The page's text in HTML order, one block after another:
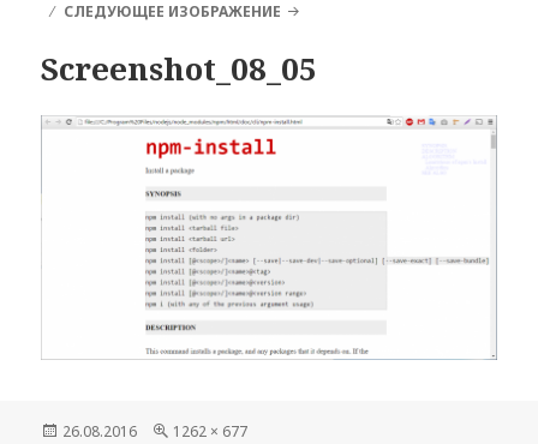
СЛЕДУЮЩЕЕ ИЗОБРАЖЕНИЕ
Screenshot_08_05
Опубликовано
26.08.2016
Полный
1262 × 677